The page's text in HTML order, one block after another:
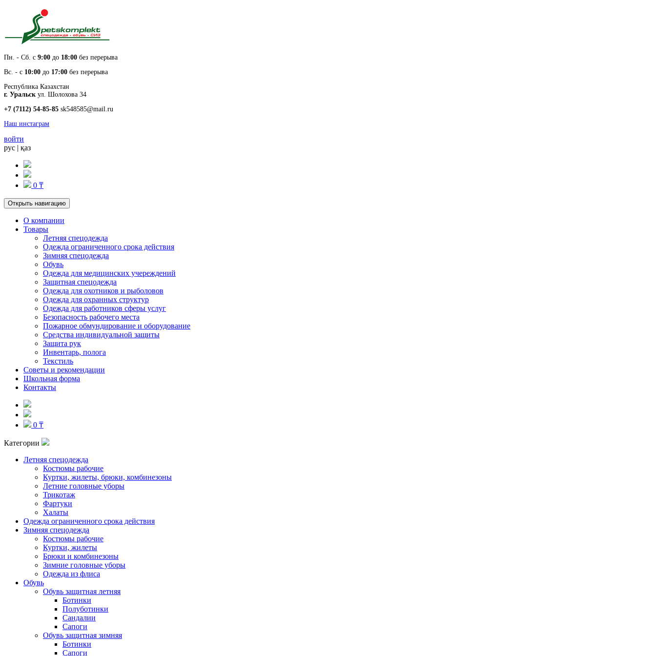
Пн. - Cб. с 9:00 до 18:00 без перерыва
Вс. - с 10:00 до 17:00 без перерыва
Республика Казахстан
г. Уральск ул. Шолохова 34
+7 (7112) 54-85-85 sk548585@mail.ru
Наш инстаграм
войти
рус | қаз
0 ₸
Открыть навигацию
О компании
Товары
Летняя спецодежда
Одежда ограниченного срока действия
Зимняя спецодежда
Обувь
Одежда для медицинских учереждений
Защитная спецодежда
Одежда для охотников и рыболовов
Одежда для охранных структур
Одежда для работников сферы услуг
Безопасность рабочего места
Пожарное обмундирование и оборудование
Средства индивидуальной защиты
Защита рук
Инвентарь, полога
Текстиль
Советы и рекомендации
Школьная форма
Контакты
0 ₸
Категории
Летняя спецодежда
Костюмы рабочие
Куртки, жилеты, брюки, комбинезоны
Летние головные уборы
Трикотаж
Фартуки
Халаты
Одежда ограниченного срока действия
Зимняя спецодежда
Костюмы рабочие
Куртки, жилеты
Брюки и комбинезоны
Зимние головные уборы
Одежда из флиса
Обувь
Обувь защитная летняя
Ботинки
Полуботинки
Сандалии
Сапоги
Обувь защитная зимняя
Ботинки
Сапоги